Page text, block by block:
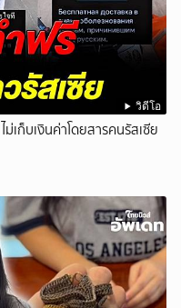
วิดีโอ
ม่เก็บเงินค่าโดยสารคนรัสเซีย